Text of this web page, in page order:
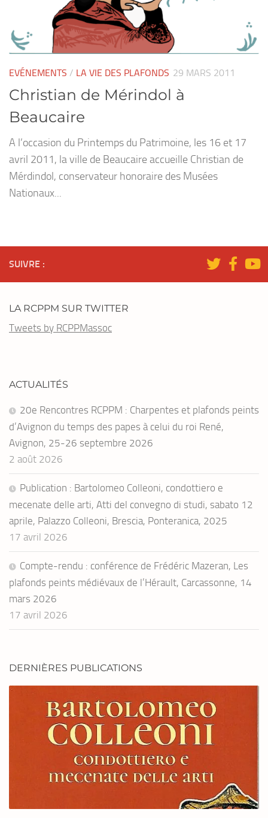
EVÉNEMENTS / LA VIE DES PLAFONDS 29 MARS 2011
Christian de Mérindol à
Beaucaire
A l’occasion du Printemps du Patrimoine, les 16 et 17
avril 2011, la ville de Beaucaire accueille Christian de
Mérdindol, conservateur honoraire des Musées
Nationaux...
SUIVRE :
LA RCPPM SUR TWITTER
Tweets by RCPPMassoc
ACTUALITÉS
20e Rencontres RCPPM : Charpentes et plafonds peints
d’Avignon du temps des papes à celui du roi René,
Avignon, 25-26 septembre 2026
2 août 2026
Publication : Bartolomeo Colleoni, condottiero e
mecenate delle arti, Atti del convegno di studi, sabato 12
aprile, Palazzo Colleoni, Brescia, Ponteranica, 2025
17 avril 2026
Compte-rendu : conférence de Frédéric Mazeran, Les
plafonds peints médiévaux de l’Hérault, Carcassonne, 14
mars 2026
17 avril 2026
DERNIÈRES PUBLICATIONS